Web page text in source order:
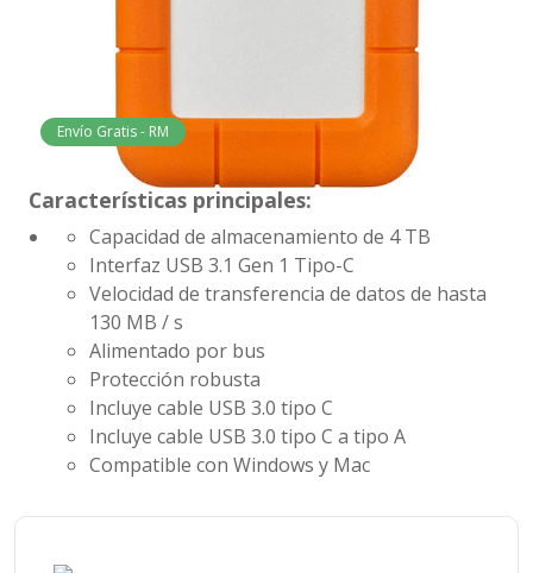
Envío Gratis - RM
Características principales:
Capacidad de almacenamiento de 4 TB
Interfaz USB 3.1 Gen 1 Tipo-C
Velocidad de transferencia de datos de hasta
130 MB / s
Alimentado por bus
Protección robusta
Incluye cable USB 3.0 tipo C
Incluye cable USB 3.0 tipo C a tipo A
Compatible con Windows y Mac